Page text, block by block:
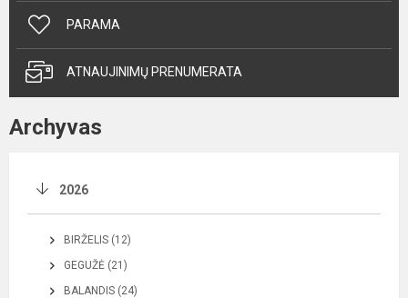
PARAMA
ATNAUJINIMŲ PRENUMERATA
Archyvas
2026
BIRŽELIS (12)
GEGUŽĖ (21)
BALANDIS (24)